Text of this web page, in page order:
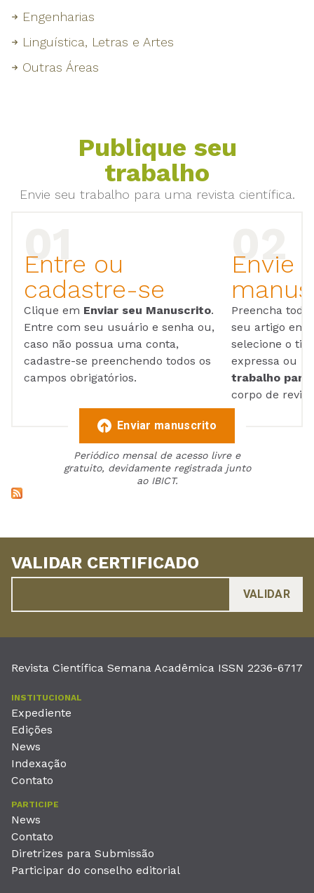
Engenharias
Linguística, Letras e Artes
Outras Áreas
Publique seu
trabalho
Envie seu trabalho para uma revista científica.
Entre ou
cadastre-se
Clique em Enviar seu Manuscrito.
Entre com seu usuário e senha ou,
caso não possua uma conta,
cadastre-se preenchendo todos os
campos obrigatórios.
Envie
Preencha
seu artigo em
selecione o
expressa ou
trabalho para
corpo de
Enviar manuscrito
Periódico mensal de acesso livre e
gratuito, devidamente registrada junto
ao IBICT.
VALIDAR CERTIFICADO
Revista Científica Semana Acadêmica ISSN 2236-6717
INSTITUCIONAL
Expediente
Edições
News
Indexação
Contato
PARTICIPE
News
Contato
Diretrizes para Submissão
Participar do conselho editorial